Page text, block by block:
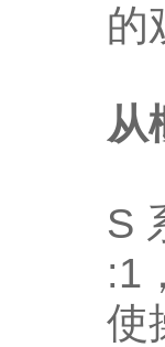
的
从
S
:1
使